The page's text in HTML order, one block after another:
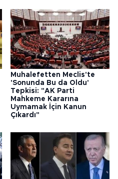
Muhalefetten Meclis'te
'Sonunda Bu da Oldu'
Tepkisi: "AK Parti
Mahkeme Kararına
Uymamak İçin Kanun
Çıkardı"